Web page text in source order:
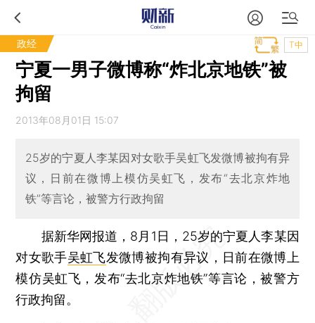
政经 T中
宁夏一男子微博称“炸北京地铁”被
拘留
2013年08月01日 15:07
25岁的宁夏人李某因对女歌手吴虹飞发微博被拘有异
议，日前在微博上模仿吴虹飞，发布“去北京炸地
铁”等言论，被警方行政拘留
据新华网报道，8月1日，25岁的宁夏人李某因
对女歌手吴虹飞发微博被拘有异议，日前在微博上
模仿吴虹飞，发布“去北京炸地铁”等言论，被警方
行政拘留。